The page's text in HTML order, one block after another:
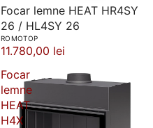
Focar lemne HEAT HR4SY
26 / HL4SY 26
ROMOTOP
11.780,00 lei
Focar
lemne
HEAT
H4X